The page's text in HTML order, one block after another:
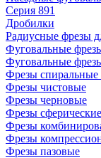
Серия 891
Дробилки
Радиусные фрезы
Фуговальные
Фуговальные
Фрезы
Фрезы чистовые
Фрезы черновые
Фрезы сферические
Фрезы
Фрезы
Фрезы пазовые